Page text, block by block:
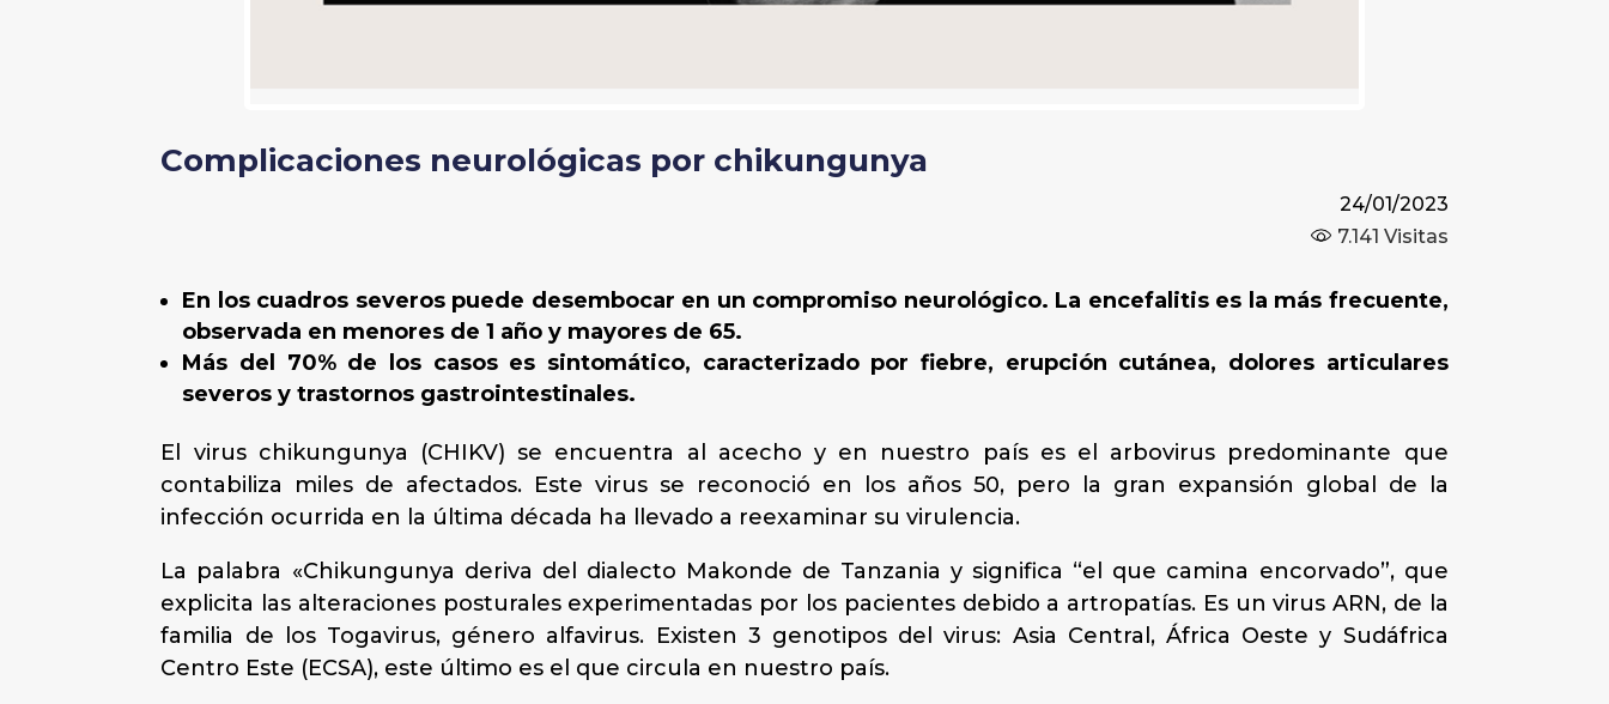
Complicaciones neurológicas por chikungunya
24/01/2023
7.141 Visitas
En los cuadros severos puede desembocar en un compromiso neurológico. La encefalitis es la más frecuente,
observada en menores de 1 año y mayores de 65.
Más del 70% de los casos es sintomático, caracterizado por fiebre, erupción cutánea, dolores articulares
severos y trastornos gastrointestinales.
El virus chikungunya (CHIKV) se encuentra al acecho y en nuestro país es el arbovirus predominante que
contabiliza miles de afectados. Este virus se reconoció en los años 50, pero la gran expansión global de la
infección ocurrida en la última década ha llevado a reexaminar su virulencia.
La palabra «Chikungunya deriva del dialecto Makonde de Tanzania y signi­fica “el que camina encorvado”, que
explicita las alteraciones posturales experimentadas por los pacientes debido a artropatías. Es un virus ARN, de la
familia de los Togavirus, género alfavirus. Existen 3 genotipos del virus: Asia Central, África Oeste y Sudáfrica
Centro Este (ECSA), este último es el que circula en nuestro país.